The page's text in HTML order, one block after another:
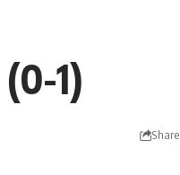
1)
Share